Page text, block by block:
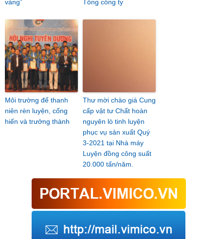
vàng” Tổng công ty
Môi trường để thanh
niên rèn luyện, cống
hiến và trưởng thành
Thư mời chào giá Cung
cấp vật tư Chất hoàn
nguyên lò tinh luyện
phục vụ sản xuất Quý
3-2021 tại Nhà máy
Luyện đồng công suất
20.000 tấn/năm.